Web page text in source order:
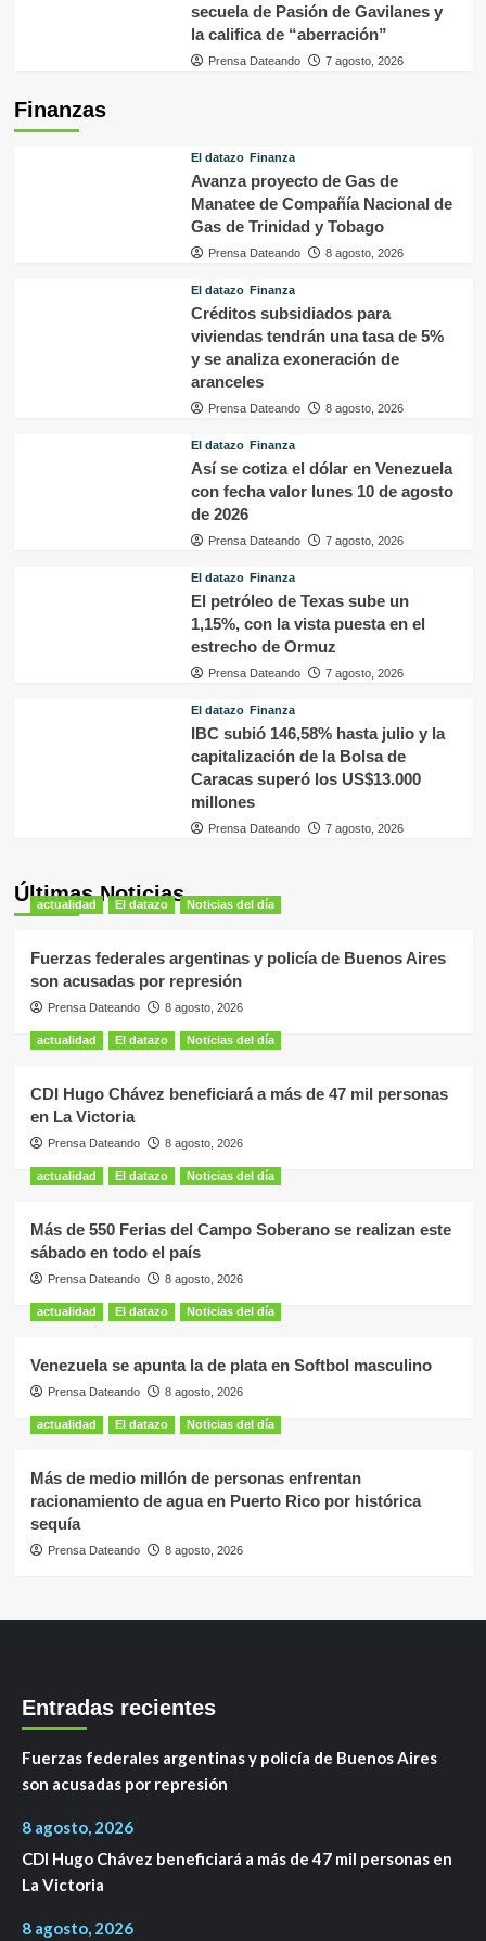
secuela de Pasión de Gavilanes y
la califica de “aberración”
Prensa Dateando 7 agosto, 2026
Finanzas
El datazo Finanza
Avanza proyecto de Gas de
Manatee de Compañía Nacional de
Gas de Trinidad y Tobago
Prensa Dateando 8 agosto, 2026
El datazo Finanza
Créditos subsidiados para
viviendas tendrán una tasa de 5%
y se analiza exoneración de
aranceles
Prensa Dateando 8 agosto, 2026
El datazo Finanza
Así se cotiza el dólar en Venezuela
con fecha valor lunes 10 de agosto
de 2026
Prensa Dateando 7 agosto, 2026
El datazo Finanza
El petróleo de Texas sube un
1,15%, con la vista puesta en el
estrecho de Ormuz
Prensa Dateando 7 agosto, 2026
El datazo Finanza
IBC subió 146,58% hasta julio y la
capitalización de la Bolsa de
Caracas superó los US$13.000
millones
Prensa Dateando 7 agosto, 2026
Últimas Noticias
actualidad El datazo Noticias del día
Fuerzas federales argentinas y policía de Buenos Aires
son acusadas por represión
Prensa Dateando 8 agosto, 2026
actualidad El datazo Noticias del día
CDI Hugo Chávez beneficiará a más de 47 mil personas
en La Victoria
Prensa Dateando 8 agosto, 2026
actualidad El datazo Noticias del día
Más de 550 Ferias del Campo Soberano se realizan este
sábado en todo el país
Prensa Dateando 8 agosto, 2026
actualidad El datazo Noticias del día
Venezuela se apunta la de plata en Softbol masculino
Prensa Dateando 8 agosto, 2026
actualidad El datazo Noticias del día
Más de medio millón de personas enfrentan
racionamiento de agua en Puerto Rico por histórica
sequía
Prensa Dateando 8 agosto, 2026
Entradas recientes
Fuerzas federales argentinas y policía de Buenos Aires
son acusadas por represión
8 agosto, 2026
CDI Hugo Chávez beneficiará a más de 47 mil personas en
La Victoria
8 agosto, 2026